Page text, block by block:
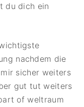
du dich ein
nachdem die
sicher weiters
gut tut weiters
of weltraum